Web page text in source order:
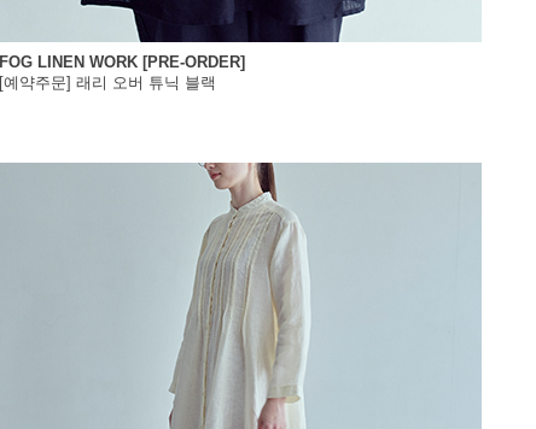
FOG LINEN WORK [PRE-ORDER]
[예약주문] 래리 오버 튜닉 블랙